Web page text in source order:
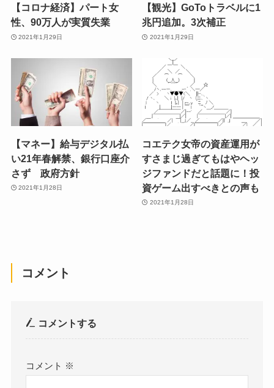
【コロナ経済】パート女
性、90万人が実質失業
2021年1月29日
【観光】GoToトラベルに1
兆円追加。3次補正
2021年1月29日
【マネー】給与デジタル払
い21年春解禁、銀行口座介
さず 政府方針
2021年1月28日
コエテク女帝の資産運用が
すさまじ過ぎてもはやヘッ
ジファンドだと話題に！投
資ゲーム出すべきとの声も
2021年1月28日
コメント
コメントする
コメント ※